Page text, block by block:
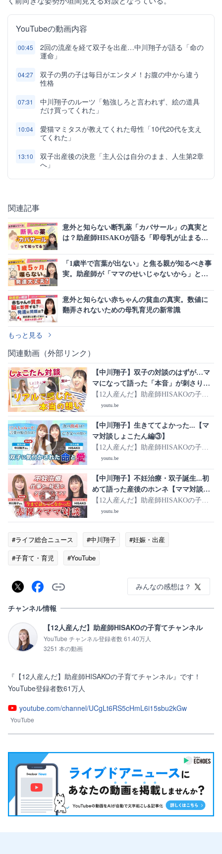
YouTubeの動画内容
00:45
2回の流産を経て双子を出産…中川翔子が語る「命の
運命」
04:27
双子の男の子は毎日がエンタメ！お腹の中から違う
性格
07:31
中川翔子のルーツ「勉強しろと言われず、絵の道具
だけ買ってくれた」
10:04
愛猫マミタスが教えてくれた母性「10代20代を支え
てくれた」
13:10
双子出産後の決意「主人公は自分のまま、人生第2章
へ」
関連記事
意外と知らない断乳薬「カバサール」の真実と
は？助産師HISAKOが語る「即母乳が止まるわ
「1歳半で言葉が出ない」と焦る親が知るべき事
実。助産師が「ママのせいじゃないから」と語
意外と知らない赤ちゃんの貧血の真実。数値に
翻弄されないための母乳育児の新常識
もっと見る
関連動画（外部リンク）
【中川翔子】双子の対談のはずが…マ
マになって語った「本音」が刺さりす
ぎた
【12人産んだ】助産師HISAKOの子育
てチャンネル
youtu.be
【中川翔子】生きててよかった...【マ
マ対談しょこたん編③】
【12人産んだ】助産師HISAKOの子育
てチャンネル
youtu.be
【中川翔子】不妊治療・双子誕生...初
めて語った産後のホンネ【ママ対談し
ょこたん編①】
【12人産んだ】助産師HISAKOの子育
てチャンネル
youtu.be
#ライフ総合ニュース #中川翔子
#妊娠・出産
#子育て・育児
#YouTube
みんなの感想は？
チャンネル情報
【12人産んだ】助産師HISAKOの子育てチャンネル
YouTube チャンネル登録者数 61.40万人
3251 本の動画
『【12人産んだ】助産師HISAKOの子育てチャンネル』です！
YouTube登録者数61万人
youtube.com/channel/UCgLt6RS5cHmL6i15sbu2kGw
YouTube